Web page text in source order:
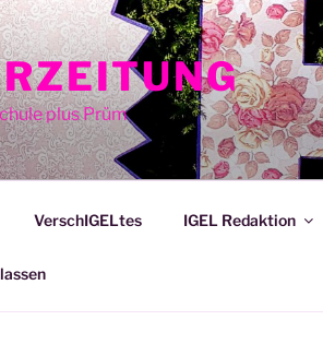
plus Prüm
VerschIGELtes IGEL Redaktion